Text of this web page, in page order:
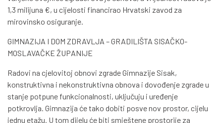
1,3 milijuna €, u cijelosti financirao Hrvatski zavod za
mirovinsko osiguranje.
GIMNAZIJA I DOM ZDRAVLJA – GRADILIŠTA SISAČKO-
MOSLAVAČKE ŽUPANIJE
Radovi na cjelovitoj obnovi zgrade Gimnazije Sisak,
konstruktivna i nekonstruktivna obnova i dovođenje zgrade u
stanje potpune funkcionalnosti, uključuju i uređenje
potkrovlja. Gimnazija će tako dobiti posve nov prostor, cijelu
jednu etažu. U tom dijelu će biti smještene prostorije za